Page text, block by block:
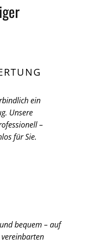
ein
Unsere
–
für Sie.
bequem – auf